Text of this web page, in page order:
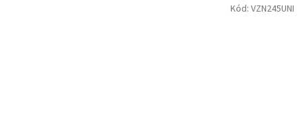
Kód: VZN245UNI